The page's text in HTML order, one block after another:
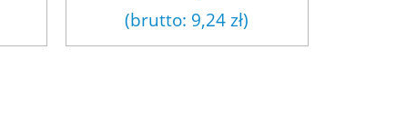
(brutto: 9,24 zł)